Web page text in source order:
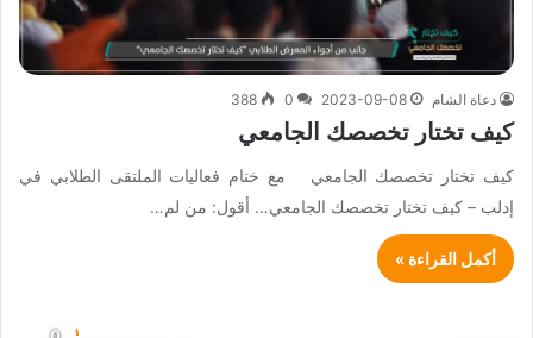
دعاة الشام 2023-09-08
0
388
كيف تختار تخصصك الجامعي
كيف تختار تخصصك الجامعي مع ختام فعاليات الملتقى الطلابي في
إدلب – كيف تختار تخصصك الجامعي… أقول: من لم…
أكمل القراءة »